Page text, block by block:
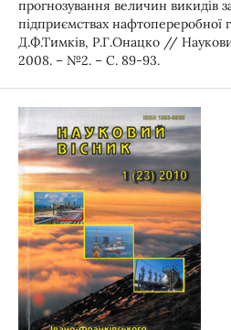
прогнозування величин викидів
підприємствах нафтопереробної
Д.Ф.Тимків, Р.Г.Онацко //
2008. – №2. – С. 89-93.